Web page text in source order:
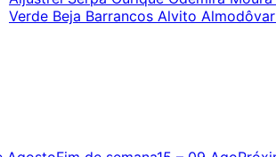
Verde Beja Barrancos Alvito Almodôvar